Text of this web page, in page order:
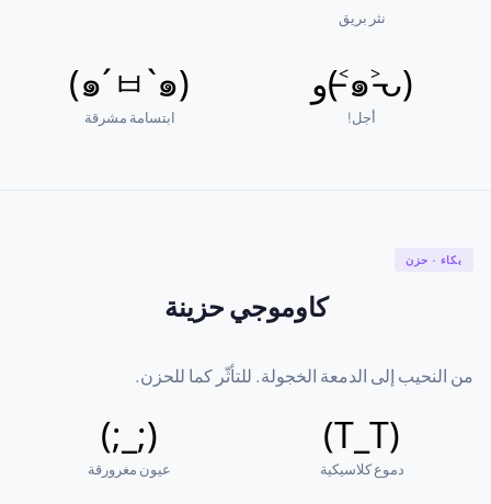
نثر بريق
(๑˃̵ᴗ˂̵)و
أجل!
(๑´ㅂ`๑)
ابتسامة مشرقة
بكاء · حزن
كاوموجي حزينة
من النحيب إلى الدمعة الخجولة. للتأثّر كما للحزن.
(T_T)
دموع كلاسيكية
(;_;)
عيون مغرورقة